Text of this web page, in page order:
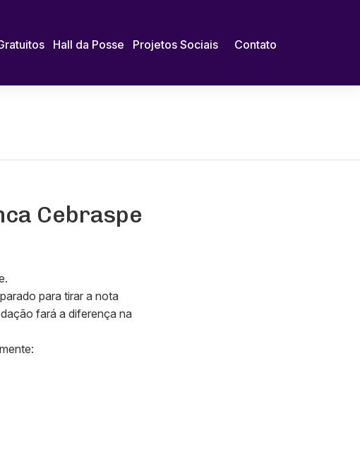
Hall da Posse Projetos Sociais Contato
Cebraspe
para tirar a nota
fará a diferença na